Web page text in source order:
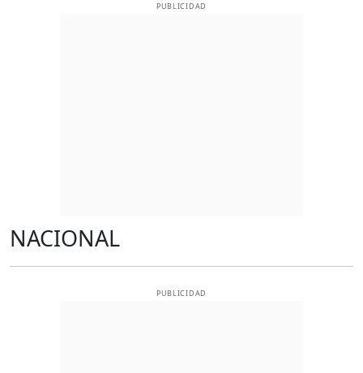
PUBLICIDAD
NACIONAL
PUBLICIDAD